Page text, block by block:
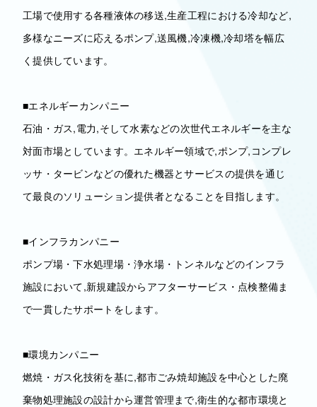
工場で使用する各種液体の移送,生産工程における冷却など,
多様なニーズに応えるポンプ,送風機,冷凍機,冷却塔を幅広
く提供しています。
■エネルギーカンパニー
石油・ガス,電力,そして水素などの次世代エネルギーを主な
対面市場としています。エネルギー領域で,ポンプ,コンプレ
ッサ・タービンなどの優れた機器とサービスの提供を通じ
て最良のソリューション提供者となることを目指します。
■インフラカンパニー
ポンプ場・下水処理場・浄水場・トンネルなどのインフラ
施設において,新規建設からアフターサービス・点検整備ま
で一貫したサポートをします。
■環境カンパニー
燃焼・ガス化技術を基に,都市ごみ焼却施設を中心とした廃
棄物処理施設の設計から運営管理まで,衛生的な都市環境と